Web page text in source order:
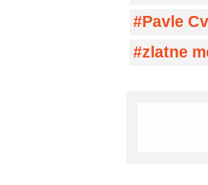
Pavle
zlatne